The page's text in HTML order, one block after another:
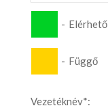
- Elérhető
- Függő
Vezetéknév*: